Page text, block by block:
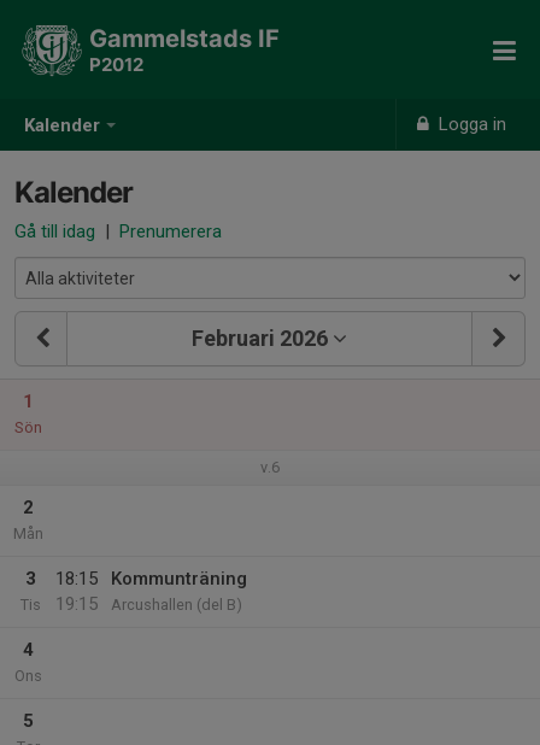
Kalender Logga in
Gammelstads IF
P2012
Kalender
Gå till idag | Prenumerera
Februari 2026
1
Sön
v.6
2
Mån
3
Tis
18:15
19:15
Kommunträning
Arcushallen (del B)
4
Ons
5